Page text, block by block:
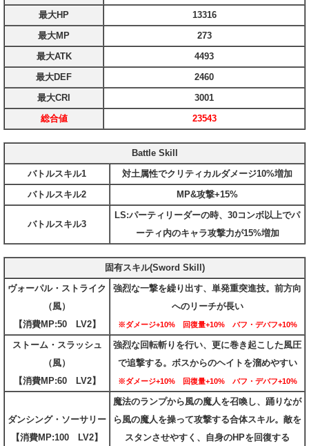
最大HP
13316
最大MP
273
最大ATK
4493
最大DEF
2460
最大CRI
3001
総合値
23543
Battle Skill
バトルスキル1
対土属性でクリティカルダメージ10%増加
バトルスキル2
MP&攻撃+15%
バトルスキル3
LS:パーティリーダーの時、30コンボ以上でパ
ーティ内のキャラ攻撃力が15%増加
固有スキル(Sword Skill)
ヴォーパル・ストライク
（風）
【消費MP:50 LV2】
強烈な一撃を繰り出す、単発重突進技。前方向
へのリーチが長い
※ダメージ+10% 回復量+10% バフ・デバフ+10%
ストーム・スラッシュ
（風）
【消費MP:60 LV2】
強烈な回転斬りを行い、更に巻き起こした風圧
で追撃する。ボスからのヘイトを溜めやすい
※ダメージ+10% 回復量+10% バフ・デバフ+10%
ダンシング・ソーサリー
【消費MP:100 LV2】
魔法のランプから風の魔人を召喚し、踊りなが
ら風の魔人を操って攻撃する合体スキル。敵を
スタンさせやすく、自身のHPを回復する